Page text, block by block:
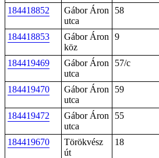
184418852
Gábor Áron
utca
58
184418853
Gábor Áron
köz
9
184419469
Gábor Áron
utca
57/c
184419470
Gábor Áron
utca
59
184419472
Gábor Áron
utca
55
184419670
Törökvész
út
18